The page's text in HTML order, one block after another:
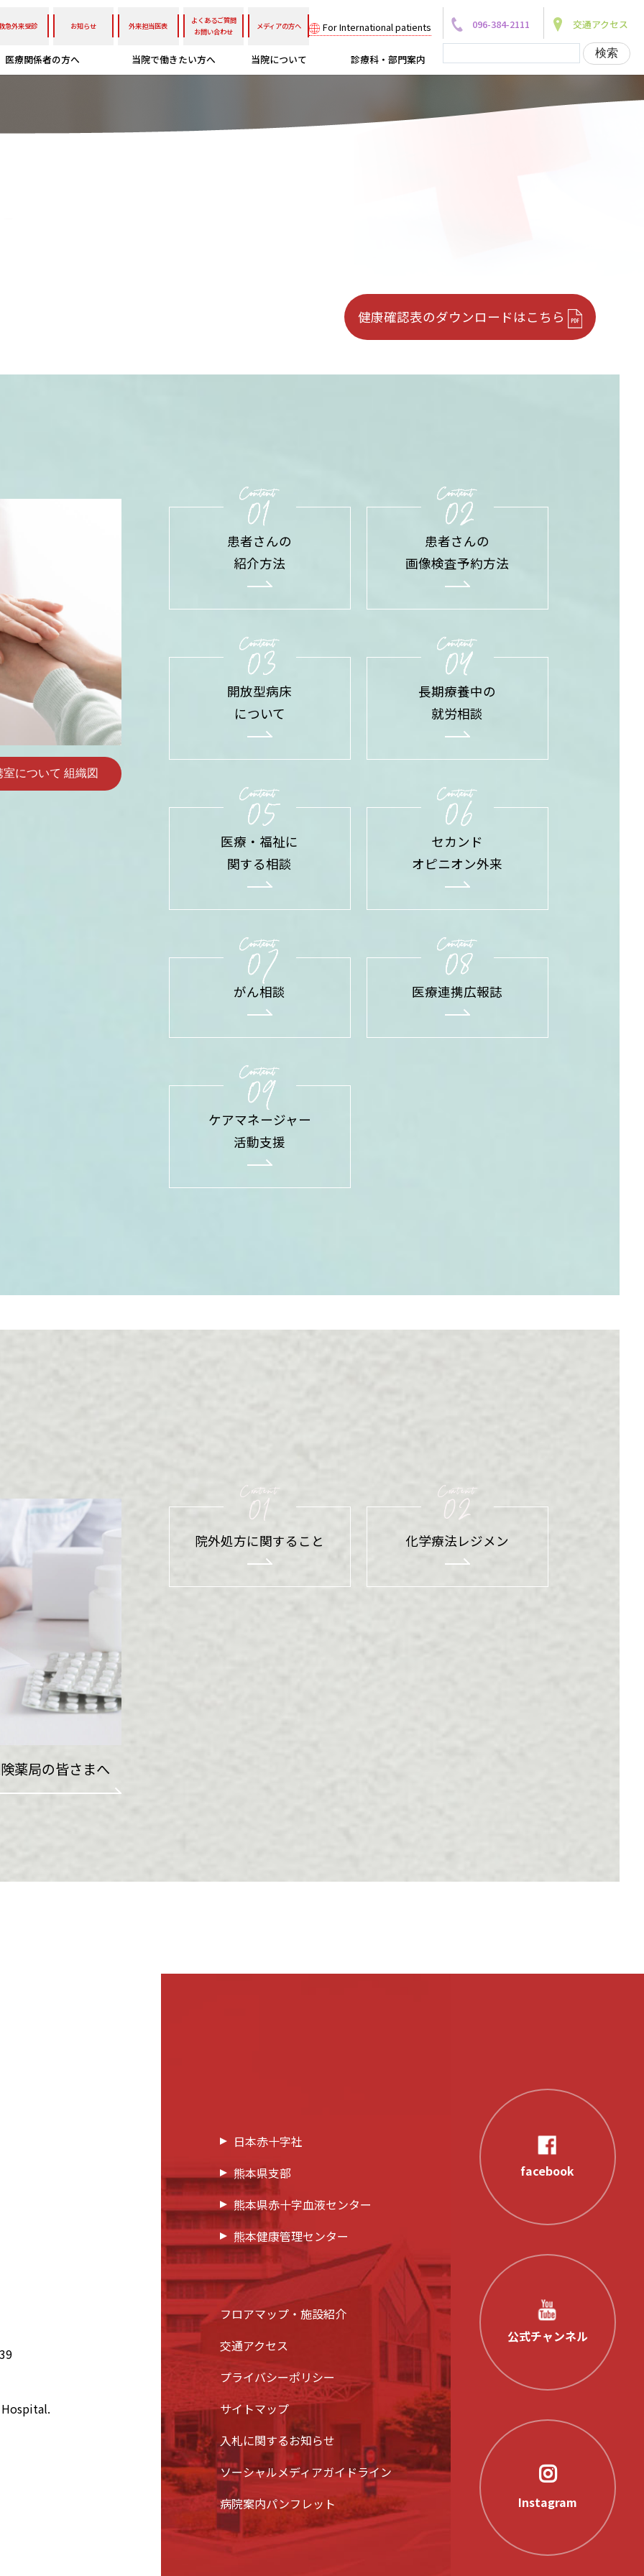
急外来受診 お知らせ 外来担当医表
よくあるご質問
お問い合わせ
メディアの方へ For International patients
医療関係者の方へ 当院で働きたい方へ 当院について 診療科・部門案内
096-384-2111 交通アクセス
健康確認表のダウンロードはこちら
について 組織図
患者さんの
紹介方法
患者さんの
画像検査予約方法
開放型病床
について
長期療養中の
就労相談
医療・福祉に
関する相談
セカンド
オピニオン外来
がん相談 医療連携広報誌
ケアマネージャー
活動支援
薬局の皆さまへ
院外処方に関すること 化学療法レジメン
日本赤十字社
熊本県支部
熊本県赤十字血液センター
熊本健康管理センター
フロアマップ・施設紹介
交通アクセス
プライバシーポリシー
サイトマップ
入札に関するお知らせ
ソーシャルメディアガイドライン
病院案内パンフレット
facebook
公式チャンネル
Instagram